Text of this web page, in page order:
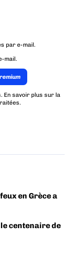
par e-mail.
mail.
En savoir plus sur la
.
en Grèce a
centenaire de